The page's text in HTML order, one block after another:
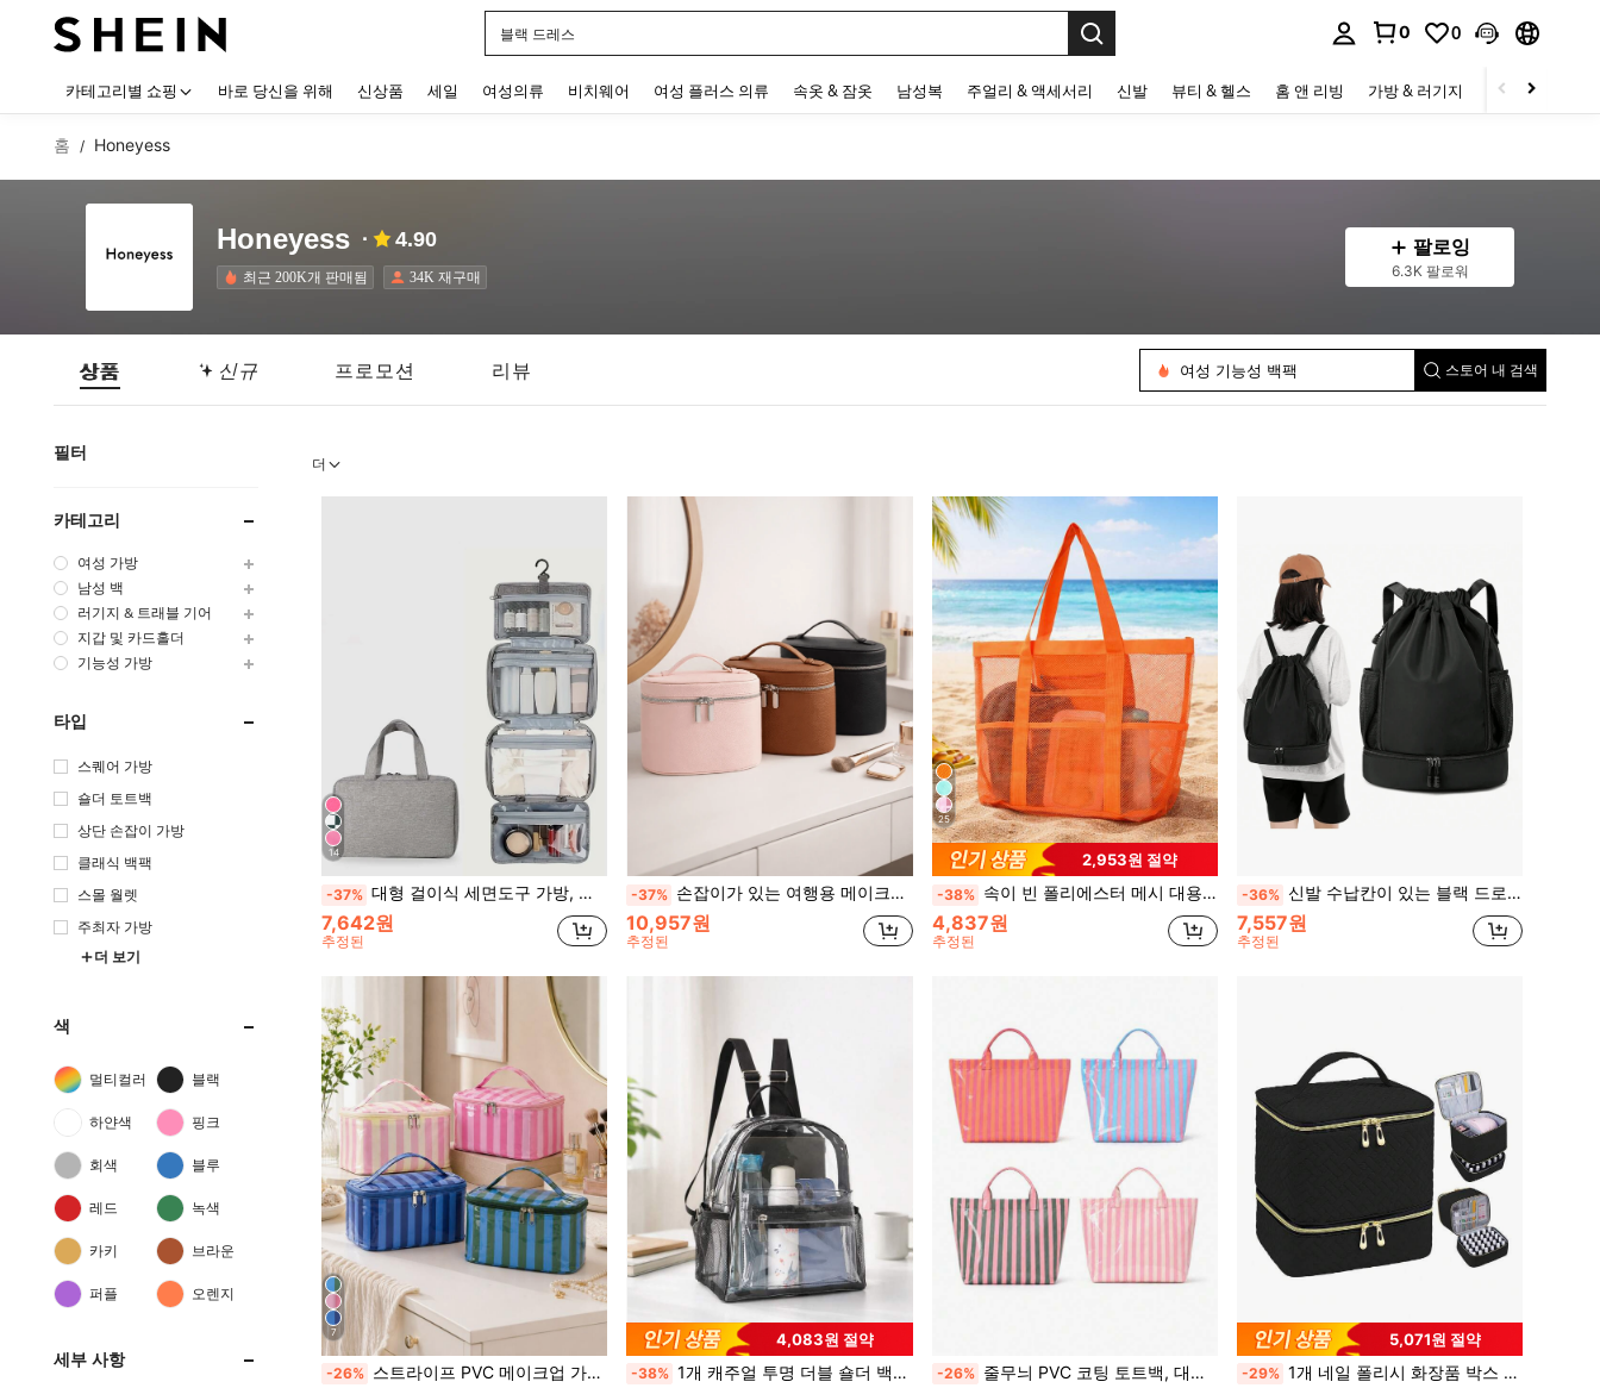
블랙 드레스
0 0
카테고리별 쇼핑 바로 당신을 위해 신상품 세일 여성의류 비치웨어 여성 플러스 의류 속옷 & 잠옷 남성복 주얼리 & 액세서리 신발 뷰티 & 헬스 홈 앤 리빙 가방 & 러기지 스포츠 & 아웃
홈 / Honeyess
Honeyess 4.90
최근 200K개 판매됨 34K 재구매
팔로잉
6.3K 팔로워
상품 신규 프로모션 리뷰
여자 토트백
메이크업 가방
여성 기능성 백팩
스토어 내 검색
필터
카테고리
여성 가방
남성 백
러기지 & 트래블 기어
지갑 및 카드홀더
기능성 가방
타입
스퀘어 가방
숄더 토트백
상단 손잡이 가방
클래식 백팩
스몰 월렛
주최자 가방
더 보기
색
멀티컬러 블랙
하얀색 핑크
회색 블루
레드 녹색
카키 브라운
퍼플 오렌지
세부 사항
더
14
-37% 대형 걸이식 세면도구 가방, 방수 접이식 핸드백, 여행용 화장품 가방, 면도기 보관 가방, 여성용 메이크업 가방, 여름 여행 필수품
7,642원
추정된
-37% 손잡이가 있는 여행용 메이크업 가방, 화장품과 세면용품에 적합, 휴대용 메이크업 정리 가방, 가정, 여행, 브러시, 스킨케어 제품, 뷰티 도구에 적합, 여성 선물
10,957원
추정된
25
2,953원 절약
-38% 속이 빈 폴리에스터 메시 대용량 비치 백, 여행용 세탁 가방, 수영 보관 가방, 미니멀리스트 메시 비치 백, 엄마를 위한 어머니날 선물
4,837원
추정된
-36% 신발 수납칸이 있는 블랙 드로스트링 백팩, 여성 및 남성용 경량 짐 가방, 측면 메시 포켓이 있는 대용량 여행 스포츠 가방, 캐주얼 일상 휴대, 피트니스, 야외, 학교 및 주말 사용
7,557원
추정된
7
-26% 스트라이프 PVC 메이크업 가방, 대용량 여행용 화장품 정리함 손잡이 포함, 세면용품 및 뷰티 필수품 보관함
4,083원 절약
-38% 1개 캐주얼 투명 더블 숄더 백팩, 가볍고 대용량, 여성 및 학생에게 적합, 비치 백, 수납 백, 음악 축제 백팩, PVC 소재 여성용 가방, 학생 책가방 -26% 줄무늬 PVC 코팅 토트백, 대용량 여행용 핸드백, 해변, 수영장, 쇼핑, 휴가, 피크닉 및 일상 휴대에 적합
5,071원 절약
-29% 1개 네일 폴리시 화장품 박스 화장품 가방 네일 보관 메이크업 가방 여행용 휴대용 경량 내구성 있는 스타일리시한 가정용 야외 일상용